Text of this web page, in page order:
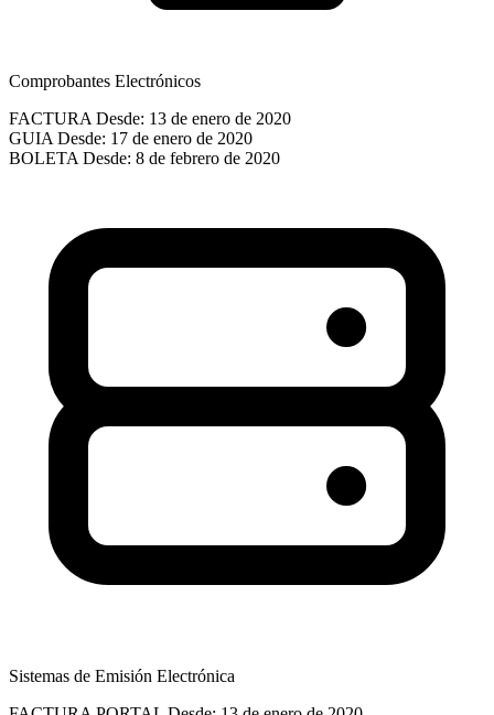
Comprobantes Electrónicos
FACTURA Desde: 13 de enero de 2020
GUIA Desde: 17 de enero de 2020
BOLETA Desde: 8 de febrero de 2020
Sistemas de Emisión Electrónica